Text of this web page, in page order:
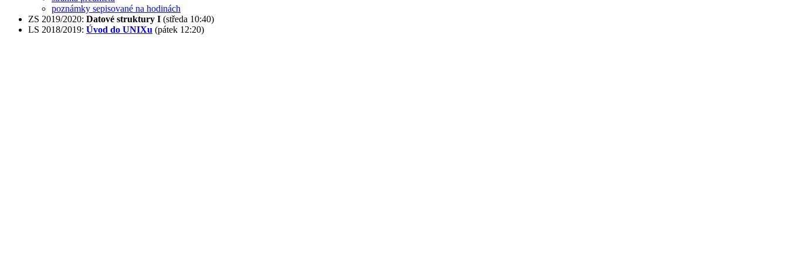
poznámky sepisované na hodinách
ZS 2019/2020: Datové struktury I (středa 10:40)
LS 2018/2019: Úvod do UNIXu (pátek 12:20)